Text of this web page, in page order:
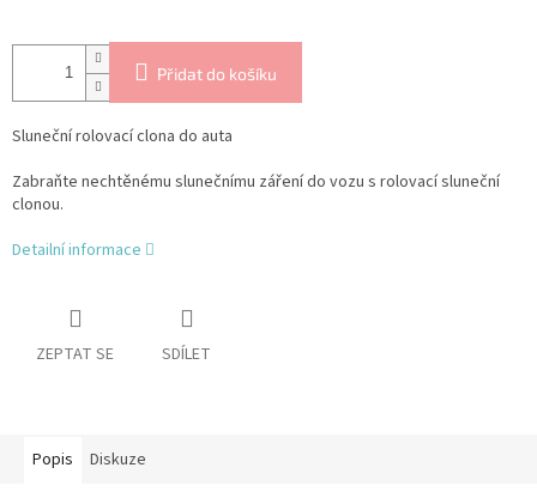
Přidat do košíku
Sluneční rolovací clona do auta
Zabraňte nechtěnému slunečnímu záření do vozu s rolovací sluneční
clonou.
Detailní informace
ZEPTAT SE SDÍLET
Popis Diskuze